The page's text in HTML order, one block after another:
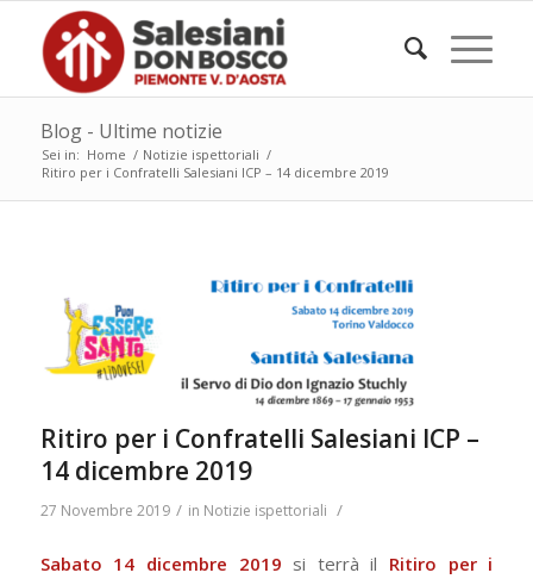
Blog - Ultime notizie
Sei in: Home / Notizie ispettoriali /
Ritiro per i Confratelli Salesiani ICP – 14 dicembre 2019
Ritiro per i Confratelli Salesiani ICP –
14 dicembre 2019
27 Novembre 2019 / in Notizie ispettoriali /
Sabato 14 dicembre 2019 si terrà il Ritiro per i